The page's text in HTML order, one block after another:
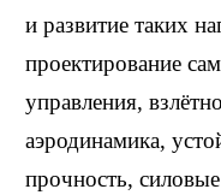
и развитие таких
проектирование
управления,
аэродинамика,
прочность,